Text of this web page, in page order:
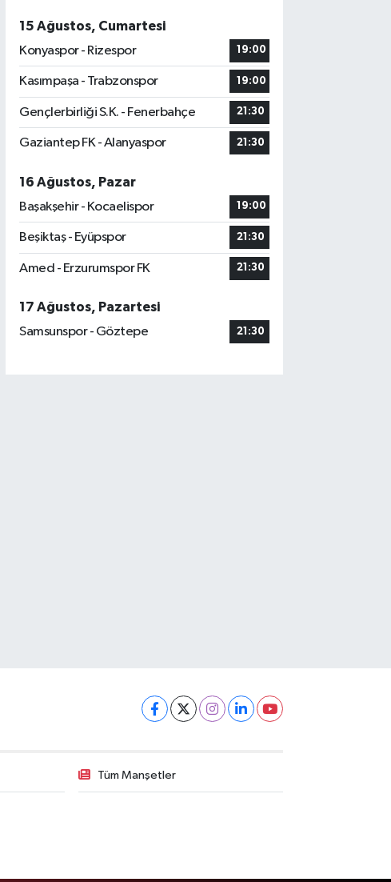
15 Ağustos, Cumartesi
Konyaspor - Rizespor
19:00
Kasımpaşa - Trabzonspor 19:00
Gençlerbirliği S.K. - Fenerbahçe 21:30
Gaziantep FK - Alanyaspor 21:30
16 Ağustos, Pazar
Başakşehir - Kocaelispor
19:00
Beşiktaş - Eyüpspor 21:30
Amed - Erzurumspor FK 21:30
17 Ağustos, Pazartesi
Samsunspor - Göztepe
21:30
Tüm Manşetler